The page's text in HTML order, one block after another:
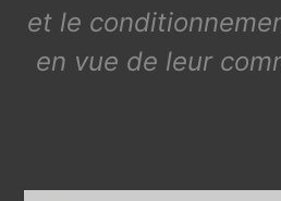
et le
en vue de leur